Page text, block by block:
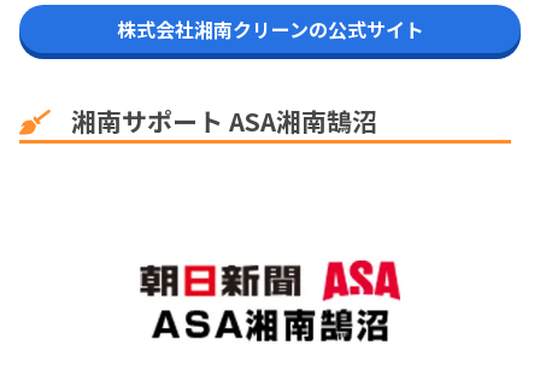
株式会社湘南クリーンの公式サイト
湘南サポート ASA湘南鵠沼